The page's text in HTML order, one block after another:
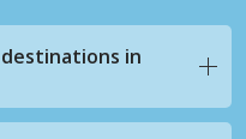
in